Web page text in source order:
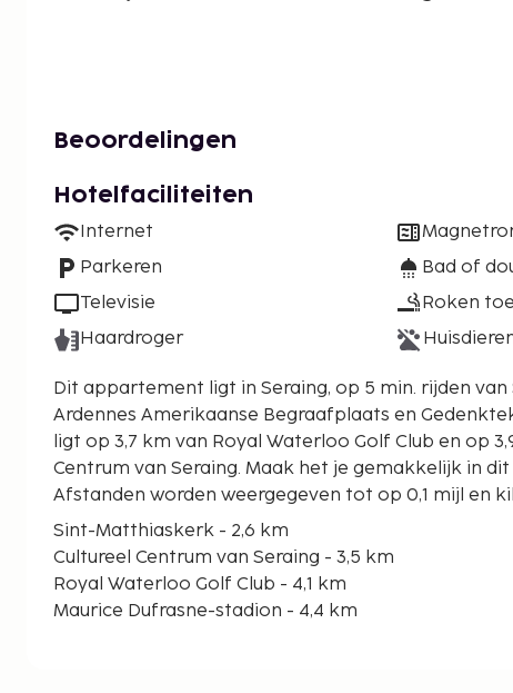
Beoordelingen
Hotelfaciliteiten
Internet
Parkeren
Televisie
Haardroger
Bad of
Roken
Dit appartement ligt in Seraing, op 5 min. rijden
Ardennes Amerikaanse Begraafplaats en Gedenkteken. Dit
ligt op 3,7 km van Royal Waterloo Golf Club en op
Centrum van Seraing. Maak het je gemakkelijk in
Afstanden worden weergegeven tot op 0,1 mijl en
Sint-Matthiaskerk - 2,6 km
Cultureel Centrum van Seraing - 3,5 km
Royal Waterloo Golf Club - 4,1 km
Maurice Dufrasne-stadion - 4,4 km